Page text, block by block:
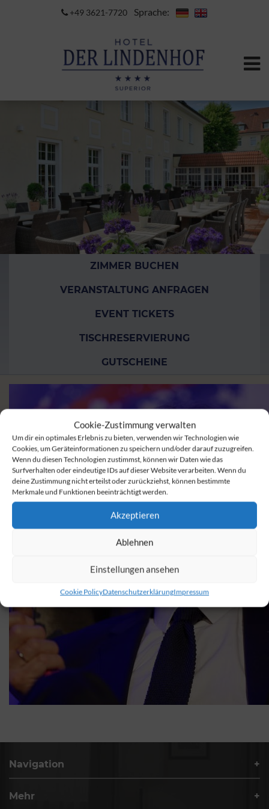
Cookie-Zustimmung verwalten
Um dir ein optimales Erlebnis zu bieten, verwenden wir Technologien wie
Cookies, um Geräteinformationen zu speichern und/oder darauf zuzugreifen.
Wenn du diesen Technologien zustimmst, können wir Daten wie das
Surfverhalten oder eindeutige IDs auf dieser Website verarbeiten. Wenn du
deine Zustimmung nicht erteilst oder zurückziehst, können bestimmte
Merkmale und Funktionen beeinträchtigt werden.
Akzeptieren
Ablehnen
Einstellungen ansehen
Cookie PolicyDatenschutzerklärungImpressum
+49 3621-7720 Sprache:
ZIMMER BUCHEN
VERANSTALTUNG ANFRAGEN
EVENT TICKETS
TISCHRESERVIERUNG
GUTSCHEINE
Navigation
Mehr